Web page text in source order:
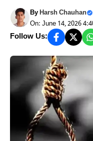
ByHarsh Chauhan
On: June 14, 2026
Follow Us: